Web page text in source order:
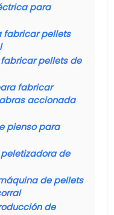
para
fabricar pellets
pellets de
fabricar
accionada
pienso para
de
de pellets
de